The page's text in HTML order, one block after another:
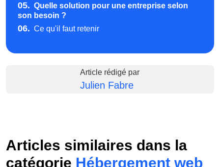
05. Quelle solution pour une entreprise selon
son besoin ?
06. Ce qu'il faut retenir
Article rédigé par
Julien Fabre
Articles similaires dans la
catégorie Hébergement web